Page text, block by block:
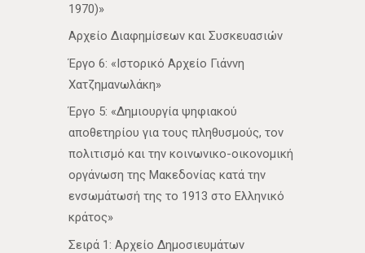
1970)»
Αρχείο Διαφημίσεων και Συσκευασιών
Έργο 6: «Ιστορικό Αρχείο Γιάννη
Χατζημανωλάκη»
Έργο 5: «Δημιουργία ψηφιακού
αποθετηρίου για τους πληθυσμούς, τον
πολιτισμό και την κοινωνικο-οικονομική
οργάνωση της Μακεδονίας κατά την
ενσωμάτωσή της το 1913 στο Ελληνικό
κράτος»
Σειρά 1: Αρχείο Δημοσιευμάτων